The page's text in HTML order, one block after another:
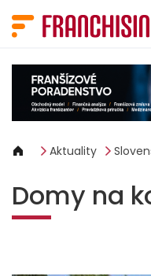
Aktuality
Domy na